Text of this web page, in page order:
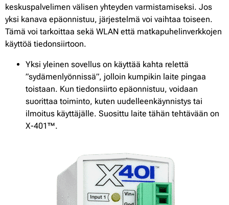
keskuspalvelimen välisen yhteyden varmistamiseksi. Jos
yksi kanava epäonnistuu, järjestelmä voi vaihtaa toiseen.
Tämä voi tarkoittaa sekä WLAN että matkapuhelinverkkojen
käyttöä tiedonsiirtoon.
Yksi yleinen sovellus on käyttää kahta relettä
”sydämenlyönnissä”, jolloin kumpikin laite pingaa
toistaan. Kun tiedonsiirto epäonnistuu, voidaan
suorittaa toiminto, kuten uudelleenkäynnistys tai
ilmoitus käyttäjälle. Suosittu laite tähän tehtävään on
X-401™.